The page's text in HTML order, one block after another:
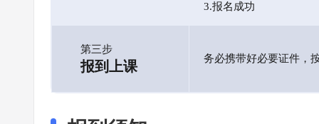
3.报名成功
第三步
报到上课 务必携带好必要证件，